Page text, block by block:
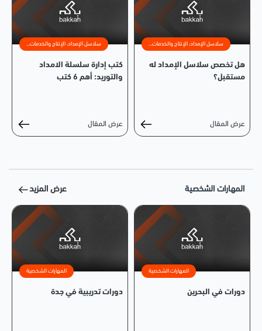
سلاسل الإمداد، الإنتاج والخدمات...
هل تخصص سلاسل الإمداد له
مستقبل؟
عرض المقال
سلاسل الإمداد، الإنتاج والخدمات...
كتب إدارة سلسلة الامداد
والتوريد: أهم 6 كتب
عرض المقال
المهارات الشخصية عرض المزيد
المهارات الشخصية
دورات في البحرين
المهارات الشخصية
دورات تدريبية في جدة